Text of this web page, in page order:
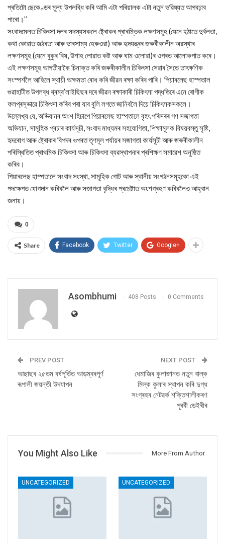
প্ৰতিটো ছেকেণ্ডৰ মূল্য উপলব্ধি কৰি আমি এটা পৰিয়ালক এটা নতুন ভৱিষ্যত আগবঢ়াব
পাৰো।’’
সংবাদমেলত চিকিৎসা দলৰ সদস্যসকলে ষ্ট্ৰোকৰ প্ৰাৰম্ভিক লক্ষণসমূহ (যেনে হঠাতে দুৰ্বলতা,
কথা কোৱাত জঠৰতা আৰু ভাৰসাম্য হেৰুওৱা) আৰু হৃদযন্ত্ৰৰ জৰুৰীকালীন অৱস্থাৰ
লক্ষণসমূহ (যেনে বুকুৰ বিষ, উশাহ লোৱাত কষ্ট আৰু ঘাম ওলোৱা)ৰ ওপৰত আলোকপাত কৰে।
এই লক্ষণসমূহ আগতীয়াকৈ চিনাক্ত কৰি জৰুৰীকালীন চিকিৎসা সেৱাৰ সৈতে তাৎক্ষণিক
সংস্পৰ্শলৈ আহিলে স্থায়ী অক্ষমতা ৰোধ কৰি জীৱন ৰক্ষা কৰিব পাৰি। পিয়াৰলেছ হাস্পতাল
গুৱাহাটীত উপলব্ধ থ্ৰম্ব’লাইছিছৰ দৰে জীৱন ৰক্ষাকাৰী চিকিৎসা পদ্ধতিৰে এনে ৰোগীক
ফলপ্ৰসূভাৱে চিকিৎসা কৰিব পৰা যাব বুলি লগতে জানিবলৈ দিয়ে চিকিৎসকসকলে।
উল্লেখ্য যে, অভিযানৰ অংশ হিচাপে পিয়াৰলেছ হাস্পতালে বৃহৎ পৰিসৰৰ গণ সজাগতা
অভিযান, সামূহিক প্ৰচাৰ কাৰ্যসূচী, সংবাদ মাধ্যমৰ সহযোগিতা, শিক্ষামূলক বিষয়বস্তু সৃষ্টি,
হৃদৰোগ আৰু ষ্ট্ৰোকৰ বিপদৰ ওপৰত তৃণমূল পৰ্যায়ৰ সজাগতা কাৰ্যসূচী আৰু জৰুৰীকালীন
পৰিস্থিতিত প্ৰাথমিক চিকিৎসা আৰু চিকিৎসা ব্যৱস্থাপনাৰ প্ৰশিক্ষণ সমাৱেশ অনুষ্ঠিত
কৰিব।
পিয়াৰলেছ হাস্পতালে সংবাদ সংস্থা, সামূহিক গোট আৰু স্থানীয় সংগঠনসমূহকো এই
পদক্ষেপত যোগদান কৰিবলৈ আৰু সজাগতা বৃদ্ধিৰ প্ৰচেষ্টাত অংশগ্ৰহণ কৰিবলৈও আহ্বান
জনায়।
0
Share Facebook Twitter Google+
Asombhumi 408 Posts 0 Comments
PREV POST
আছাছৰ ২৫তম বৰ্ষপূৰ্তিত আড়ম্বৰপূৰ্ণ
ৰূপালী জয়ন্তী উদযাপন
NEXT POST
ধেমাজিৰ কুলাজানত নতুন বাল্ক
মিল্ক কুলাৰ স্থাপন কৰি দুগ্ধ
সংগ্ৰহৰ নেটৱৰ্ক শক্তিশালীকৰণ
পূৰবী ডেইৰীৰ
You Might Also Like More From Author
UNCATEGORIZED UNCATEGORIZED